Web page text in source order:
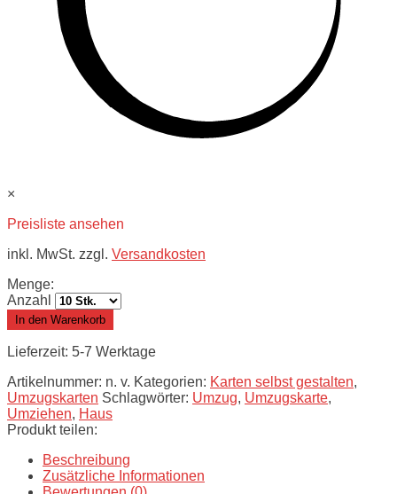
×
Preisliste ansehen
inkl. MwSt. zzgl. Versandkosten
Menge:
Anzahl
In den Warenkorb
Lieferzeit: 5-7 Werktage
Artikelnummer: n. v. Kategorien: Karten selbst gestalten,
Umzugskarten Schlagwörter: Umzug, Umzugskarte,
Umziehen, Haus
Produkt teilen:
Beschreibung
Zusätzliche Informationen